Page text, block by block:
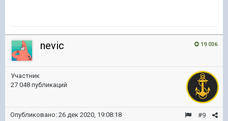
19 036
nevic
Участник
27 048 публикаций
#9
Опубликовано: 26 дек 2020, 19:08:18